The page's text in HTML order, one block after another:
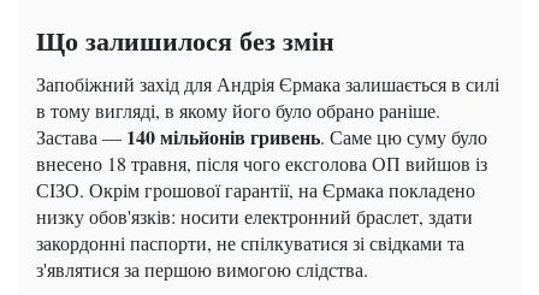
Що залишилося без змін
Запобіжний захід для Андрія Єрмака залишається в силі
в тому вигляді, в якому його було обрано раніше.
Застава — 140 мільйонів гривень. Саме цю суму було
внесено 18 травня, після чого ексголова ОП вийшов із
СІЗО. Окрім грошової гарантії, на Єрмака покладено
низку обов'язків: носити електронний браслет, здати
закордонні паспорти, не спілкуватися зі свідками та
з'являтися за першою вимогою слідства.